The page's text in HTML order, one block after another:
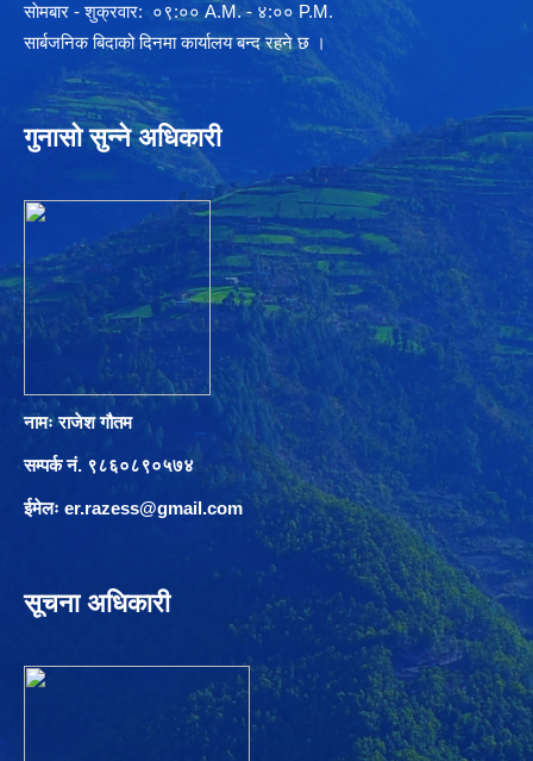
साेमबार - शुक्रवार: ०९:०० A.M. - ४:०० P.M.
सार्बजनिक बिदाको दिनमा कार्यालय बन्द रहने छ ।
गुनासो सुन्ने अधिकारी
नामः राजेश गौतम
सम्पर्क नं. ९८६०८९०५७४
ईमेलः er.razess@gmail.com
सूचना अधिकारी